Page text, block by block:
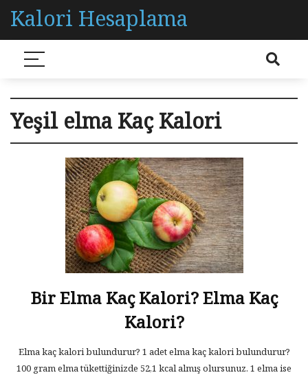
Kalori Hesaplama
Yeşil elma Kaç Kalori
Bir Elma Kaç Kalori? Elma Kaç
Kalori?
Elma kaç kalori bulundurur? 1 adet elma kaç kalori bulundurur?
100 gram elma tükettiğinizde 52,1 kcal almış olursunuz. 1 elma ise